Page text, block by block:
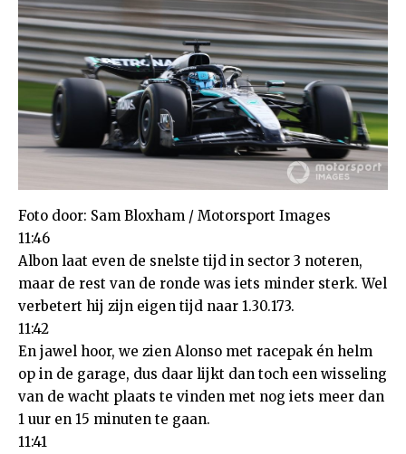
Foto door: Sam Bloxham / Motorsport Images
11:46
Albon laat even de snelste tijd in sector 3 noteren,
maar de rest van de ronde was iets minder sterk. Wel
verbetert hij zijn eigen tijd naar 1.30.173.
11:42
En jawel hoor, we zien Alonso met racepak én helm
op in de garage, dus daar lijkt dan toch een wisseling
van de wacht plaats te vinden met nog iets meer dan
1 uur en 15 minuten te gaan.
11:41